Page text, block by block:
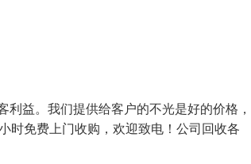
利益。我们提供给客户的不光是好的价格
时免费上门收购，欢迎致电！公司回收各